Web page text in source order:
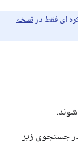
ای فقط در نسخه
جستجوی زیر